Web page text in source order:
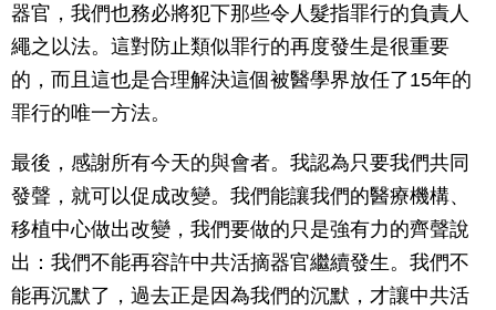
器官，我們也務必將犯下那些令人髮指罪行的負責人
繩之以法。這對防止類似罪行的再度發生是很重要
的，而且這也是合理解決這個被醫學界放任了15年的
罪行的唯一方法。
最後，感謝所有今天的與會者。我認為只要我們共同
發聲，就可以促成改變。我們能讓我們的醫療機構、
移植中心做出改變，我們要做的只是強有力的齊聲說
出：我們不能再容許中共活摘器官繼續發生。我們不
能再沉默了，過去正是因為我們的沉默，才讓中共活